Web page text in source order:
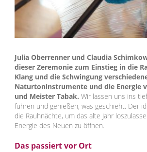
Julia Oberrenner und Claudia
dieser Zeremonie zum Einstieg in die
Klang und die Schwingung
Naturtoninstrumente und die Energie
und Meister Tabak. Wir lassen uns ins
führen und genießen, was geschieht. Der
die Rauhnächte, um das alte Jahr
Energie des Neuen zu öffnen.
Das passiert vor Ort